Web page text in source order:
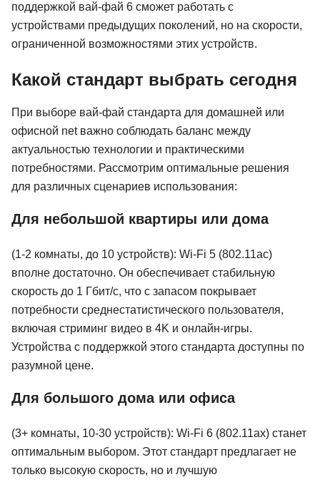
поддержкой вай-фай 6 сможет работать с
устройствами предыдущих поколений, но на скорости,
ограниченной возможностями этих устройств.
Какой стандарт выбрать сегодня
При выборе вай-фай стандарта для домашней или
офисной net важно соблюдать баланс между
актуальностью технологии и практическими
потребностями. Рассмотрим оптимальные решения
для различных сценариев использования:
Для небольшой квартиры или дома
(1-2 комнаты, до 10 устройств): Wi-Fi 5 (802.11ac)
вполне достаточно. Он обеспечивает стабильную
скорость до 1 Гбит/с, что с запасом покрывает
потребности среднестатистического пользователя,
включая стриминг видео в 4K и онлайн-игры.
Устройства с поддержкой этого стандарта доступны по
разумной цене.
Для большого дома или офиса
(3+ комнаты, 10-30 устройств): Wi-Fi 6 (802.11ax) станет
оптимальным выбором. Этот стандарт предлагает не
только высокую скорость, но и лучшую